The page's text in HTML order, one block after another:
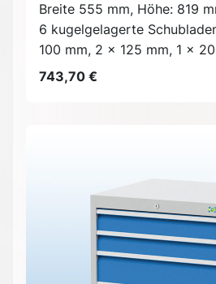
Breite 555 mm, Höhe: 819
6 kugelgelagerte
100 mm, 2 x 125 mm, 1 x
743,70 €